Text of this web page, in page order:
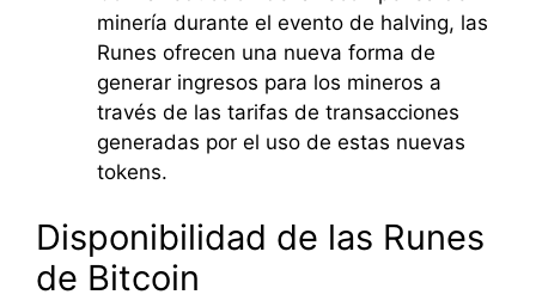
minería durante el evento de halving, las
Runes ofrecen una nueva forma de
generar ingresos para los mineros a
través de las tarifas de transacciones
generadas por el uso de estas nuevas
tokens.
Disponibilidad de las Runes
de Bitcoin